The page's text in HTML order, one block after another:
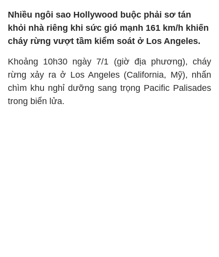
Nhiều ngôi sao Hollywood buộc phải sơ tán
khỏi nhà riêng khi sức gió mạnh 161 km/h khiến
cháy rừng vượt tầm kiểm soát ở Los Angeles.
Khoảng 10h30 ngày 7/1 (giờ địa phương), cháy
rừng xảy ra ở Los Angeles (California, Mỹ), nhấn
chìm khu nghỉ dưỡng sang trọng Pacific Palisades
trong biển lửa.